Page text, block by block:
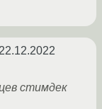
22.12.2022
стимдек